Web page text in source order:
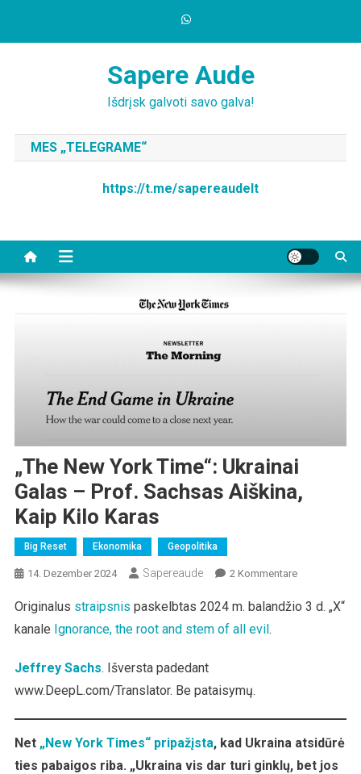
Sapere Aude
Išdrįsk galvoti savo galva!
MES „TELEGRAME“
https://t.me/sapereaudelt
„The New York Time“: Ukrainai
Galas – Prof. Sachsas Aiškina,
Kaip Kilo Karas
Big Reset Ekonomika Geopolitika
14. Dezember 2024 Sapereaude 2 KommentareZu
New
Prof.
Sachsas
Aiškina,
Originalus straipsnis paskelbtas 2024 m. balandžio 3 d. „X“
kanale Ignorance, the root and stem of all evil.
Jeffrey Sachs. Išversta padedant
www.DeepL.com/Translator. Be pataisymų.
Net „New York Times“ pripažįsta, kad Ukraina atsidūrė
ties pabaigos riba. „Ukraina vis dar turi ginklų, bet jos